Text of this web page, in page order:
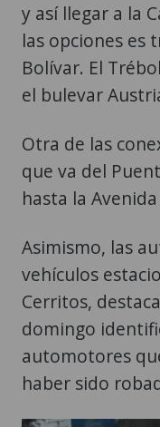
y así llegar a la
las opciones es
Bolívar. El
el bulevar
Otra de las
que va del
hasta la
Asimismo, las
vehículos
Cerritos,
domingo
automotores
haber sido